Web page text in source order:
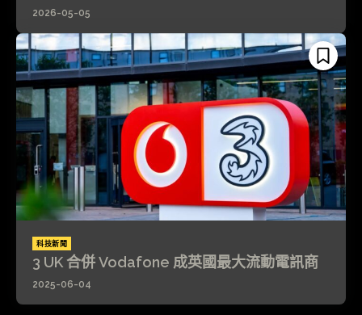
2026-05-05
科技新聞
3 UK 合併 Vodafone 成英國最大流動電訊商
2025-06-04